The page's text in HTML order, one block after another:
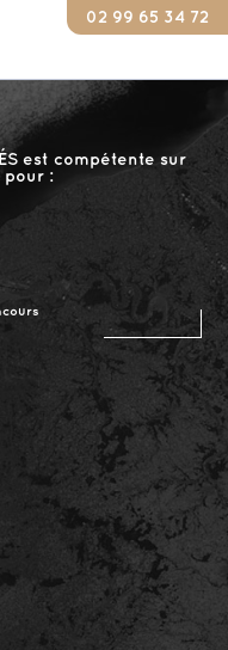
02 99 65 34 72
est compétente sur
: